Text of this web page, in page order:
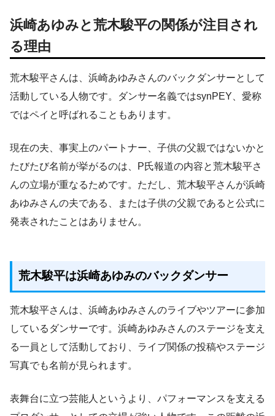
浜崎あゆみと荒木駿平の関係が注目され
る理由
荒木駿平さんは、浜崎あゆみさんのバックダンサーとして
活動している人物です。ダンサー名義ではsynPEY、愛称
ではペイと呼ばれることもあります。
現在の夫、事実上のパートナー、子供の父親ではないかと
たびたび名前が挙がるのは、P氏報道の内容と荒木駿平さ
んの立場が重なるためです。ただし、荒木駿平さんが浜崎
あゆみさんの夫である、または子供の父親であると公式に
発表されたことはありません。
荒木駿平は浜崎あゆみのバックダンサー
荒木駿平さんは、浜崎あゆみさんのライブやツアーに参加
しているダンサーです。浜崎あゆみさんのステージを支え
る一員として活動しており、ライブ関係の投稿やステージ
写真でも名前が見られます。
表舞台に立つ芸能人というより、パフォーマンスを支える